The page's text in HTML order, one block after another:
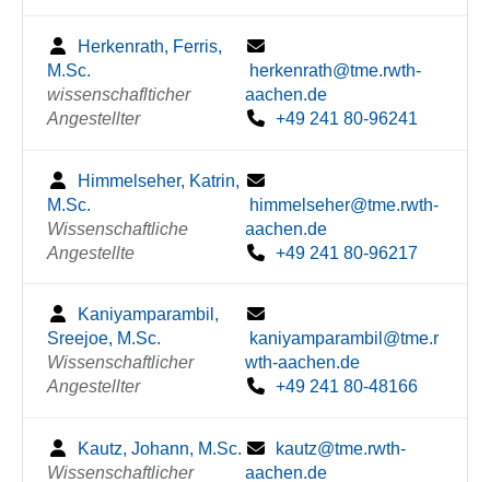
Herkenrath, Ferris,
M.Sc.
wissenschaflticher
Angestellter
herkenrath@tme.rwth-
aachen.de
+49 241 80-96241
Himmelseher, Katrin,
M.Sc.
Wissenschaftliche
Angestellte
himmelseher@tme.rwth-
aachen.de
+49 241 80-96217
Kaniyamparambil,
Sreejoe, M.Sc.
Wissenschaftlicher
Angestellter
kaniyamparambil@tme.r
wth-aachen.de
+49 241 80-48166
Kautz, Johann, M.Sc.
Wissenschaftlicher
kautz@tme.rwth-
aachen.de